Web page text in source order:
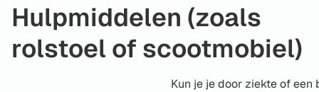
Hulpmiddelen (zoals
rolstoel of scootmobiel)
Kun je je door ziekte of